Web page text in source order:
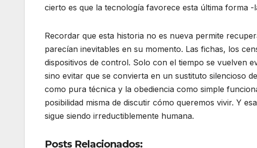
cierto es que la tecnología favorece esta última forma
Recordar que esta historia no es nueva permite
parecían inevitables en su momento. Las fichas, los
dispositivos de control. Solo con el tiempo se vuelven
sino evitar que se convierta en un sustituto silencioso
como pura técnica y la obediencia como simple
posibilidad misma de discutir cómo queremos vivir. Y
sigue siendo irreductiblemente humana.
Posts Relacionados: